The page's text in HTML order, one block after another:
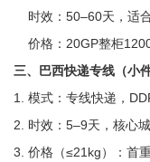
时效：50–60天，适
价格：20GP整柜
三、巴西快递专线（小
1. 模式：专线快递，
2. 时效：5–9天，核心
3. 价格（≤21kg）：首